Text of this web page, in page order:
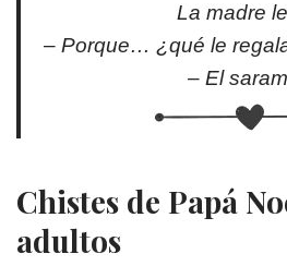
La madre
– Porque… ¿qué le
– El
Chistes de Papá
adultos